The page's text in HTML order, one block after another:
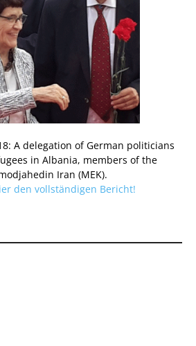
A delegation of German politicians
in Albania, members of the
Iran (MEK).
den vollständigen Bericht!